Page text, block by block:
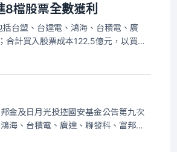
8檔股票全數獲利
台塑、台達電、鴻海、台積電、廣
合計買入股票成本122.5億元，以買入
計獲配現金股利1.13億元，合計買賣
金及日月光投控國安基金公告第九次
海、台積電、廣達、聯發科、富邦金
二．五億元，以買入台積電七十七．